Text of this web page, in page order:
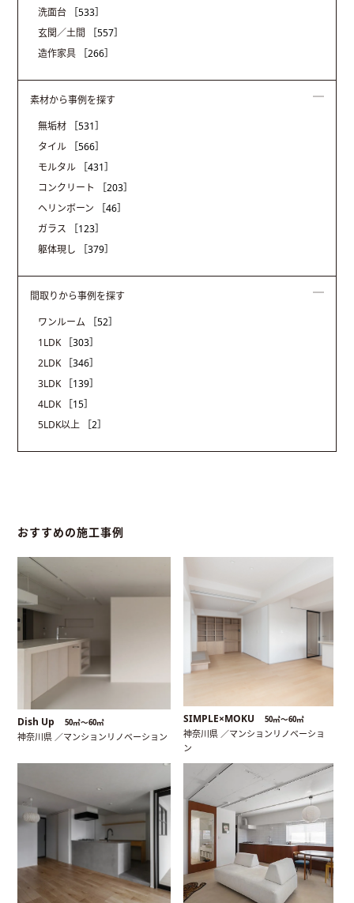
洗面台
［533］
玄関／土間
［557］
造作家具
［266］
素材から事例を探す
無垢材
［531］
タイル
［566］
モルタル
［431］
コンクリート
［203］
ヘリンボーン
［46］
ガラス
［123］
躯体現し
［379］
間取りから事例を探す
ワンルーム
［52］
1LDK
［303］
2LDK
［346］
3LDK
［139］
4LDK
［15］
5LDK以上
［2］
おすすめの施工事例
Dish Up 50㎡〜60㎡
神奈川県 ／マンションリノベーション
SIMPLE×MOKU 50㎡〜60㎡
神奈川県 ／マンションリノベーショ
ン